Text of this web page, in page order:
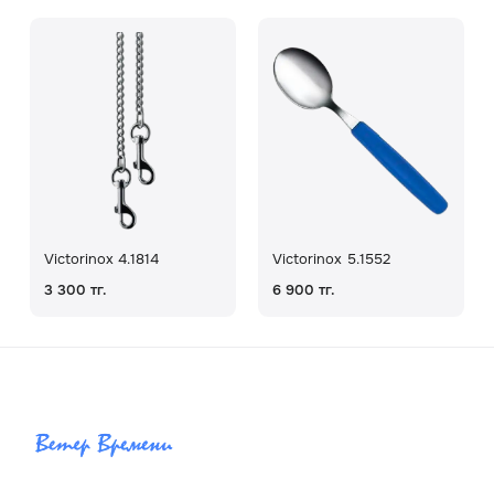
Victorinox 4.1814
3 300 тг.
Victorinox 5.1552
6 900 тг.